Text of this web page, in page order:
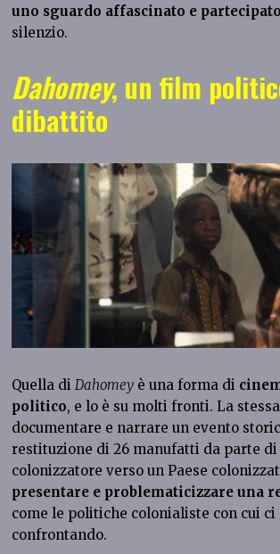
uno sguardo affascinato e partecipato
silenzio.
Dahomey, un film
dibattito
Quella diDahomey è una forma di
politico, e lo è su molti fronti. La
documentare e narrare un evento
restituzione di 26 manufatti da parte di
colonizzatore verso un Paese
presentare e problematicizzare una
come le politiche colonialiste con cui ci
confrontando.